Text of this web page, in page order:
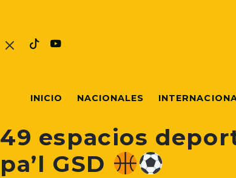
INICIO NACIONALES
49 espacios
pa’l GSD